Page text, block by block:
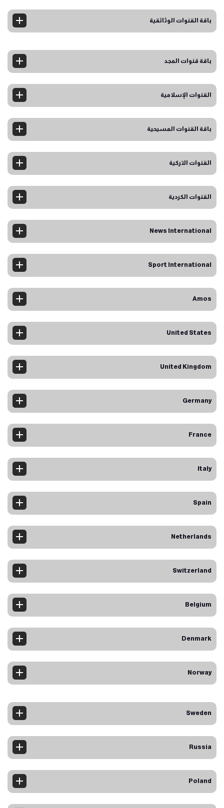
باقة القنوات الوثائقية
باقة قنوات المجد
القنوات الإسلامية
باقة القنوات المسيحية
القنوات التركية
القنوات الكردية
News International
Sport International
Amos
United States
United Kingdom
Germany
France
Italy
Spain
Netherlands
Switzerland
Belgium
Denmark
Norway
Sweden
Russia
Poland